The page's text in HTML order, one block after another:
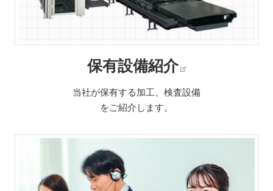
保有設備紹介
当社が保有する加工、検査設備
をご紹介します。